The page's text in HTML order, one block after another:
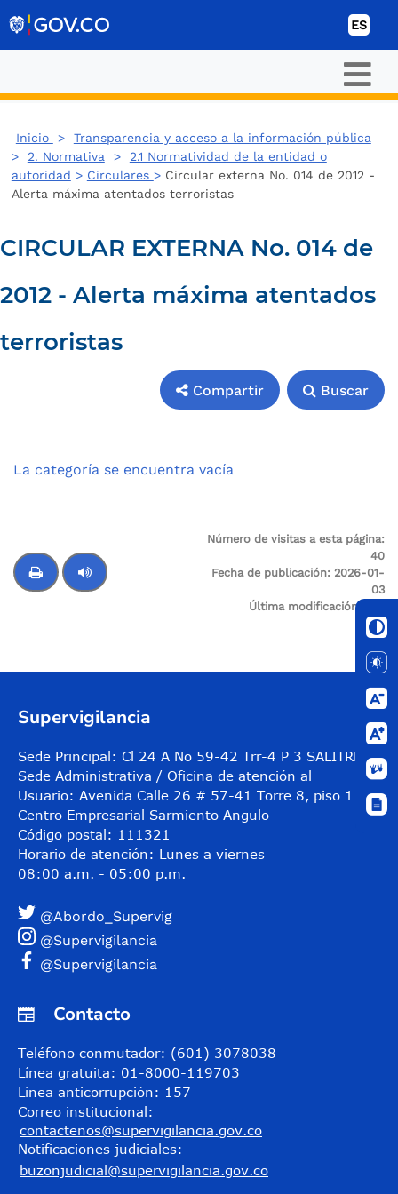
ES
Inicio > Transparencia y acceso a la información pública
> 2. Normativa > 2.1 Normatividad de la entidad o
autoridad > Circulares > Circular externa No. 014 de 2012 -
Alerta máxima atentados terroristas
CIRCULAR EXTERNA No. 014 de
2012 - Alerta máxima atentados
terroristas
Compartir Buscar
La categoría se encuentra vacía
Número de visitas a esta página:
40
Fecha de publicación: 2026-01-
03
Última modificación:
Supervigilancia
Sede Principal: Cl 24 A No 59-42 Trr-4 P 3 SALITRE
Sede Administrativa / Oficina de atención al
Usuario: Avenida Calle 26 # 57-41 Torre 8, piso 11
Centro Empresarial Sarmiento Angulo
Código postal: 111321
Horario de atención: Lunes a viernes
08:00 a.m. - 05:00 p.m.
@Abordo_Supervig
@Supervigilancia
@Supervigilancia
Contacto
Teléfono conmutador: (601) 3078038
Línea gratuita: 01-8000-119703
Línea anticorrupción: 157
Correo institucional:
contactenos@supervigilancia.gov.co
Notificaciones judiciales:
buzonjudicial@supervigilancia.gov.co